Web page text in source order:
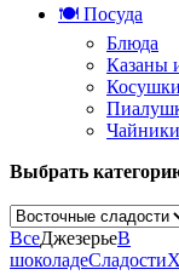
🍽️ Посуда
Блюда
Казаны
Косушки
Чайники
Выбрать
ВсеДжезерьеВ
шоколадеСладости